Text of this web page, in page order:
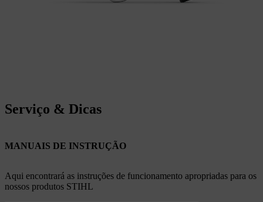
Serviço & Dicas
MANUAIS DE INSTRUÇÃO
Aqui encontrará as instruções de funcionamento apropriadas para os
nossos produtos STIHL